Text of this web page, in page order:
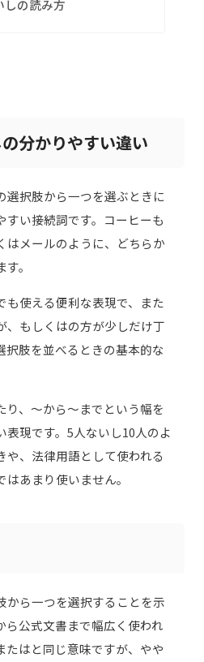
しの読み方
分かりやすい違い
選択肢から一つを選ぶときに
すい接続詞です。コーヒーも
はメールのように、どちらか
。
も使える便利な表現で、また
、もしくはの方が少しだけ丁
択肢を並べるときの基本的な
り、～から～までという幅を
表現です。5人ないし10人のよ
や、法律用語として使われる
あまり使いません。
から一つを選択することを示
ら公式文書まで幅広く使われ
たはと同じ意味ですが、やや